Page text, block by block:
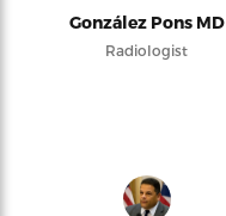
González Pons MD
Radiologist